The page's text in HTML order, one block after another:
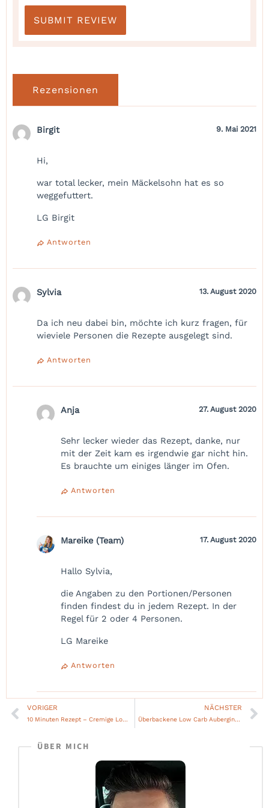
Rezensionen
Birgit 9. Mai 2021
Hi,
war total lecker, mein Mäckelsohn hat es so
weggefuttert.
LG Birgit
Antworten
Sylvia 13. August 2020
Da ich neu dabei bin, möchte ich kurz fragen, für
wieviele Personen die Rezepte ausgelegt sind.
Antworten
Anja 27. August 2020
Sehr lecker wieder das Rezept, danke, nur
mit der Zeit kam es irgendwie gar nicht hin.
Es brauchte um einiges länger im Ofen.
Antworten
Mareike (Team) 17. August 2020
Hallo Sylvia,
die Angaben zu den Portionen/Personen
finden findest du in jedem Rezept. In der
Regel für 2 oder 4 Personen.
LG Mareike
Antworten
Zurück
VORIGER
10 Minuten Rezept – Cremige Low Carb Thunfisch Häppchen
NÄCHSTER
Überbackene Low Carb Auberginen Caprese Schiffchen
ÜBER MICH